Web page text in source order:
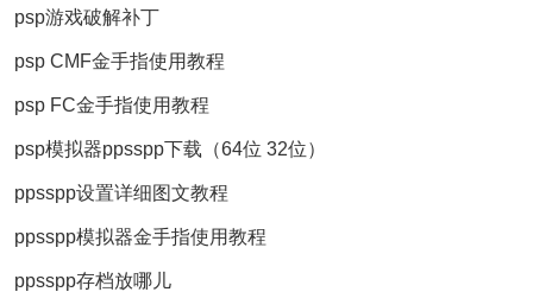
psp游戏破解补丁
psp CMF金手指使用教程
psp FC金手指使用教程
psp模拟器ppsspp下载（64位 32位）
ppsspp设置详细图文教程
ppsspp模拟器金手指使用教程
ppsspp存档放哪儿